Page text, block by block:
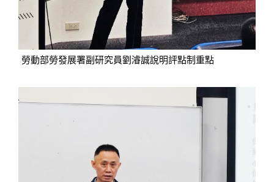
勞動部勞發展署副研究員劉濬誠說明評點制重點